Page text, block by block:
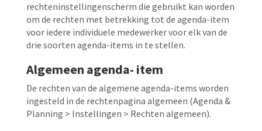
rechteninstellingenscherm die gebruikt kan worden
om de rechten met betrekking tot de agenda-item
voor iedere individuele medewerker voor elk van de
drie soorten agenda-items in te stellen.
Algemeen agenda- item
De rechten van de algemene agenda-items worden
ingesteld in de rechtenpagina algemeen (Agenda &
Planning > Instellingen > Rechten algemeen).